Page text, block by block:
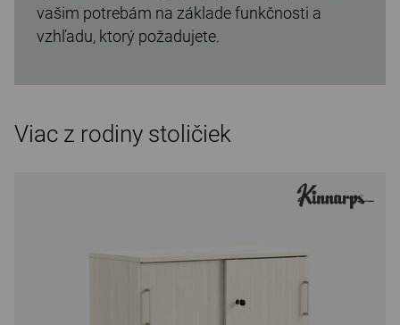
vašim potrebám na základe funkčnosti a
vzhľadu, ktorý požadujete.
Viac z rodiny stoličiek